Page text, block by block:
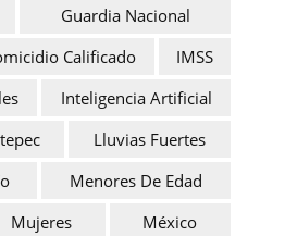
Guardia Nacional
Calificado
IMSS
Inteligencia Artificial
Lluvias Fuertes
Menores De Edad
Mujeres
México